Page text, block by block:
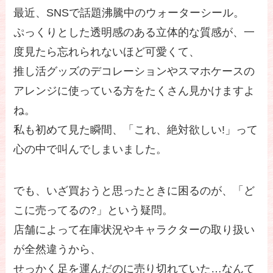
最近、SNSで話題沸騰中のウォーターシール。
ぷっくりとした透明感のある立体的な質感が、一
度見たら忘れられないほど可愛くて、
推し活グッズのデコレーションやスマホケースの
アレンジに使っている方をたくさん見かけますよ
ね。
私も初めて見た瞬間、「これ、絶対欲しい!」って
心の中で叫んでしまいました。
でも、いざ買おうと思ったときに困るのが、「ど
こに売ってるの?」という疑問。
店舗によって在庫状況やキャラクターの取り扱い
が全然違うから、
せっかく足を運んだのに売り切れていた…なんて